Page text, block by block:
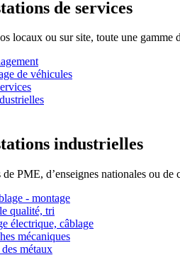
de services
locaux ou sur site, toute une
de véhicules
industrielles
de PME, d’enseignes nationales ou
- montage
qualité, tri
électrique, câblage
mécaniques
métaux